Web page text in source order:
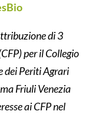
di 3
per il Collegio
dei Periti Agrari
Friuli Venezia
ai CFP nel